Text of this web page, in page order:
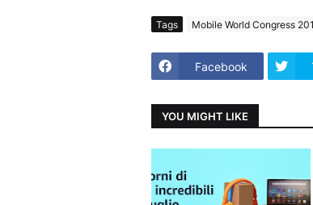
Tags Mobile World Congress
Facebook
YOU MIGHT LIKE